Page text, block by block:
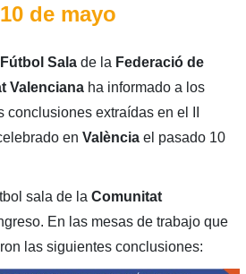
de mayo
Salade la Federació de
Valenciana ha informado a los
extraídas en el II
en Valènciael pasado 10
sala de la Comunitat
En las mesas de trabajo que
las siguientes conclusiones: